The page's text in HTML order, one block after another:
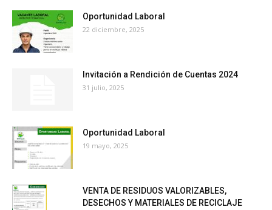
Oportunidad Laboral
22 diciembre, 2025
Invitación a Rendición de Cuentas 2024
31 julio, 2025
Oportunidad Laboral
19 mayo, 2025
VENTA DE RESIDUOS VALORIZABLES,
DESECHOS Y MATERIALES DE RECICLAJE